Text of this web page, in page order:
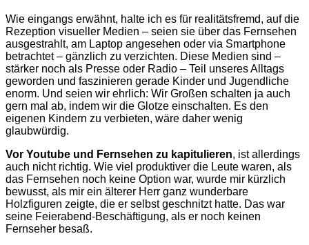
Wie eingangs erwähnt, halte ich es für realitätsfremd, auf die
Rezeption visueller Medien – seien sie über das Fernsehen
ausgestrahlt, am Laptop angesehen oder via Smartphone
betrachtet – gänzlich zu verzichten. Diese Medien sind –
stärker noch als Presse oder Radio – Teil unseres Alltags
geworden und faszinieren gerade Kinder und Jugendliche
enorm. Und seien wir ehrlich: Wir Großen schalten ja auch
gern mal ab, indem wir die Glotze einschalten. Es den
eigenen Kindern zu verbieten, wäre daher wenig
glaubwürdig.
Vor Youtube und Fernsehen zu kapitulieren, ist allerdings
auch nicht richtig. Wie viel produktiver die Leute waren, als
das Fernsehen noch keine Option war, wurde mir kürzlich
bewusst, als mir ein älterer Herr ganz wunderbare
Holzfiguren zeigte, die er selbst geschnitzt hatte. Das war
seine Feierabend-Beschäftigung, als er noch keinen
Fernseher besaß.